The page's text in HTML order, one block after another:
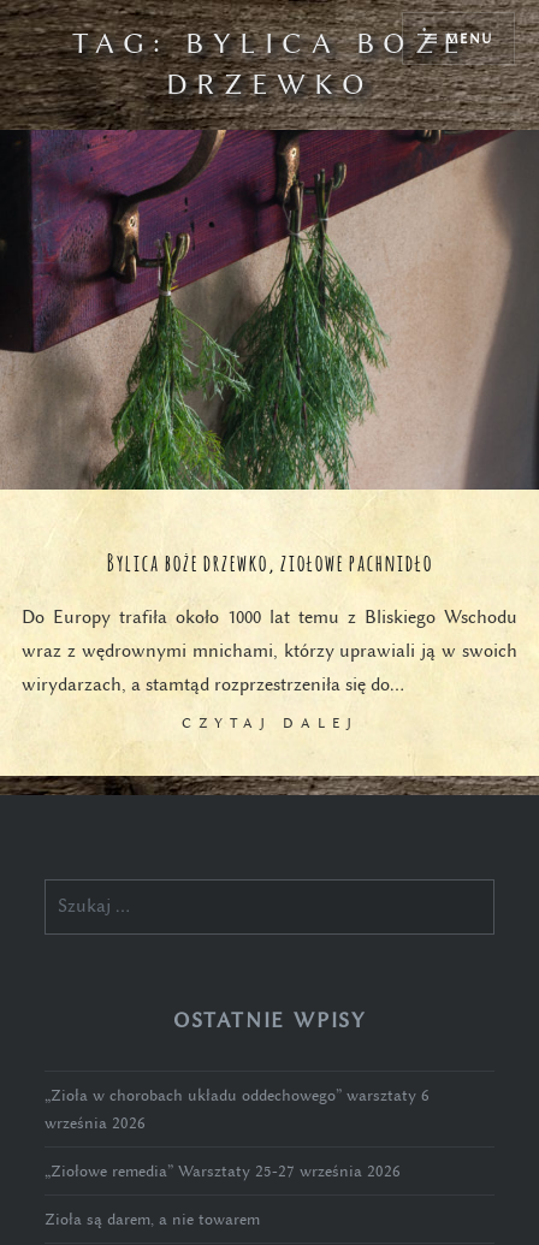
Przejdź
do
treści
MENU
TAG:BYLICA BOŻE
DRZEWKO
Bylica boże drzewko, ziołowe pachnidło
Do Europy trafiła około 1000 lat temu z Bliskiego Wschodu
wraz z wędrownymi mnichami, którzy uprawiali ją w swoich
wirydarzach, a stamtąd rozprzestrzeniła się do…
CZYTAJ DALEJ
OSTATNIE WPISY
„Zioła w chorobach układu oddechowego” warsztaty 6
września 2026
„Ziołowe remedia” Warsztaty 25-27 września 2026
Zioła są darem, a nie towarem